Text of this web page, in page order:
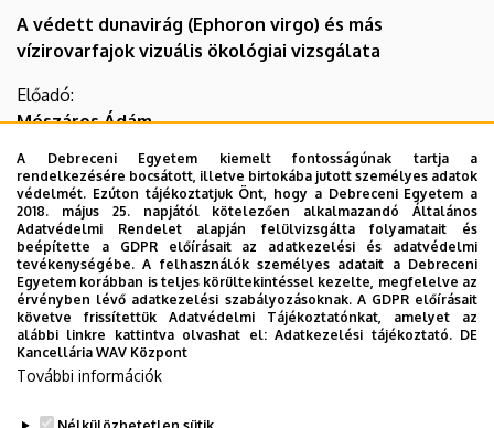
A védett dunavirág (Ephoron virgo) és más
vízirovarfajok vizuális ökológiai vizsgálata
Előadó:
Mészáros Ádám
(ÖK Vízi Ökológiai Intézet és ELTE TTK
Környezettudományi Doktori Iskola)
Az előadás felvétele megtekinthető a következő linken:
https://www.youtube.com/watch?v=ssJlOIoA178
A Debreceni Egyetem kiemelt fontosságúnak tartja a
rendelkezésére bocsátott, illetve birtokába jutott személyes adatok
védelmét. Ezúton tájékoztatjuk Önt, hogy a Debreceni Egyetem a
2018. május 25. napjától kötelezően alkalmazandó Általános
Adatvédelmi Rendelet alapján felülvizsgálta folyamatait és
beépítette a GDPR előírásait az adatkezelési és adatvédelmi
tevékenységébe. A felhasználók személyes adatait a Debreceni
Egyetem korábban is teljes körültekintéssel kezelte, megfelelve az
érvényben lévő adatkezelési szabályozásoknak. A GDPR előírásait
követve frissítettük Adatvédelmi Tájékoztatónkat, amelyet az
alábbi linkre kattintva olvashat el:Adatkezelési tájékoztató. DE
Kancellária WAV Központ
További információk